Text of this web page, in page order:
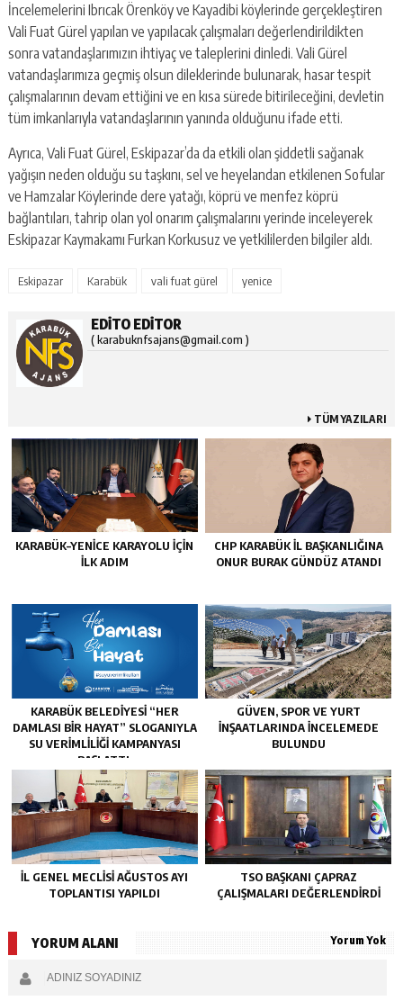
İncelemelerini Ibrıcak Örenköy ve Kayadibi köylerinde gerçekleştiren
Vali Fuat Gürel yapılan ve yapılacak çalışmaları değerlendirildikten
sonra vatandaşlarımızın ihtiyaç ve taleplerini dinledi. Vali Gürel
vatandaşlarımıza geçmiş olsun dileklerinde bulunarak, hasar tespit
çalışmalarının devam ettiğini ve en kısa sürede bitirileceğini, devletin
tüm imkanlarıyla vatandaşlarının yanında olduğunu ifade etti.
Ayrıca, Vali Fuat Gürel, Eskipazar’da da etkili olan şiddetli sağanak
yağışın neden olduğu su taşkını, sel ve heyelandan etkilenen Sofular
ve Hamzalar Köylerinde dere yatağı, köprü ve menfez köprü
bağlantıları, tahrip olan yol onarım çalışmalarını yerinde inceleyerek
Eskipazar Kaymakamı Furkan Korkusuz ve yetkililerden bilgiler aldı.
Eskipazar Karabük vali fuat gürel yenice
EDITO EDITOR
( karabuknfsajans@gmail.com )
TÜM YAZILARI
KARABÜK–YENİCE KARAYOLU İÇİN
İLK ADIM
CHP KARABÜK İL BAŞKANLIĞINA
ONUR BURAK GÜNDÜZ ATANDI
KARABÜK BELEDİYESİ “HER
DAMLASI BİR HAYAT” SLOGANIYLA
SU VERİMLİLİĞİ KAMPANYASI
BAŞLATTI.
GÜVEN, SPOR VE YURT
İNŞAATLARINDA İNCELEMEDE
BULUNDU
İL GENEL MECLİSİ AĞUSTOS AYI
TOPLANTISI YAPILDI
TSO BAŞKANI ÇAPRAZ
ÇALIŞMALARI DEĞERLENDİRDİ
YORUM ALANI Yorum Yok